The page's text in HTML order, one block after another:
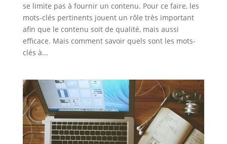
se limite pas à fournir un contenu. Pour ce faire, les
mots-clés pertinents jouent un rôle très important
afin que le contenu soit de qualité, mais aussi
efficace. Mais comment savoir quels sont les mots-
clés à...